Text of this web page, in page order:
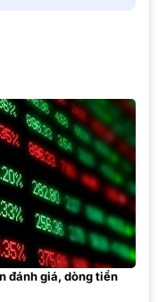
đánh giá, dòng tiền